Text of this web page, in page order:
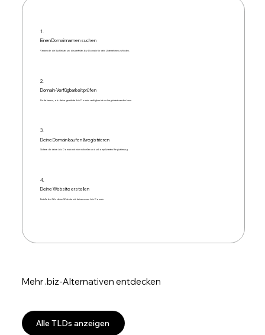
1.
Einen Domainnamen suchen
Verwende die Suchleiste, um die perfekte .biz Domain für dein Unternehmen zu finden.
2.
Domain-Verfügbarkeit prüfen
Finde heraus, ob deine gewählte .biz Domain verfügbar ist und registriert werden kann.
3.
Deine Domain kaufen & registrieren
Sichere dir deine .biz Domain mit einer schnellen und unkomplizierten Registrierung.
4.
Deine Website erstellen
Erstelle bei Wix deine Website mit deiner neuen .biz Domain.
Mehr .biz-Alternativen entdecken
Alle TLDs anzeigen